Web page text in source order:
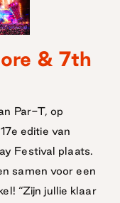
& 7th
Par-T, op
editie van
Festival plaats.
samen voor een
“Zijn jullie klaar